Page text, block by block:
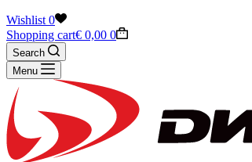
Wishlist 0
Shopping cart€ 0,00 0
Search
Menu